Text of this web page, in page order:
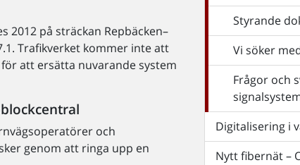
2012 på sträckan Repbäcken–
Trafikverket kommer inte att
att ersätta nuvarande system
och
genom att ringa upp en
Styrande
Vi söker
Frågor och
Digitalisering i
Nytt fibernät –